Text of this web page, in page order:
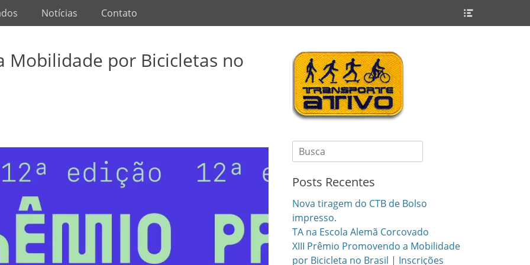
Notícias Contato
Mobilidade por Bicicletas no
Search
for:
Posts Recentes
Nova tiragem do CTB de Bolso
impresso.
TA na Escola Alemã Corcovado
XIII Prêmio Promovendo a Mobilidade
por Bicicleta no Brasil | Inscrições